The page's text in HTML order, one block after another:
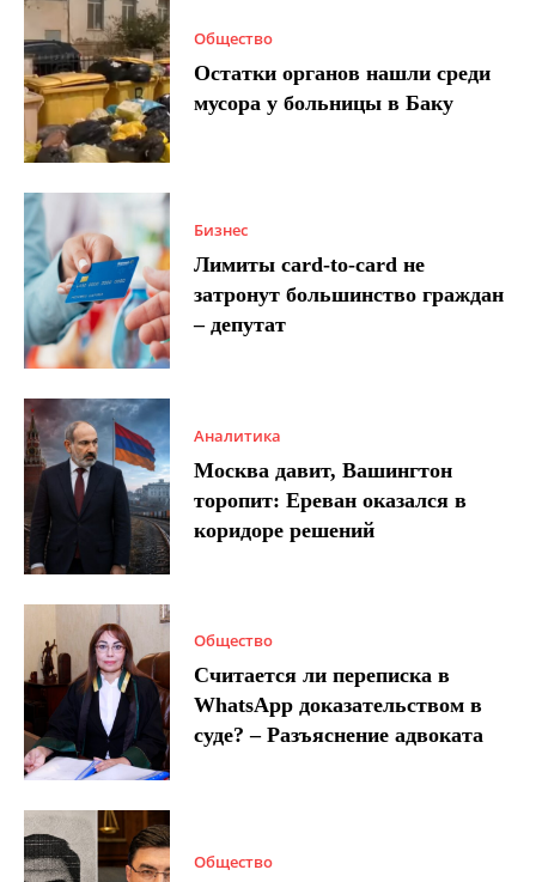
Общество
Остатки органов нашли среди
мусора у больницы в Баку
Бизнес
Лимиты card-to-card не
затронут большинство граждан
– депутат
Аналитика
Москва давит, Вашингтон
торопит: Ереван оказался в
коридоре решений
Общество
Считается ли переписка в
WhatsApp доказательством в
суде? – Разъяснение адвоката
Общество